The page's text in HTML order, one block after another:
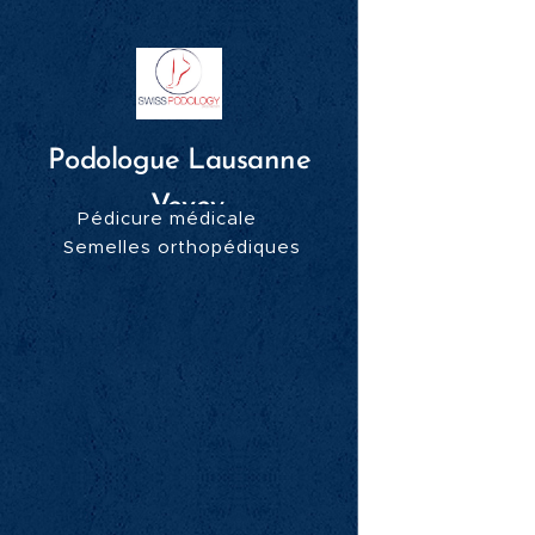
Podologue Lausanne
- Vevey
Pédicure médicale
Semelles orthopédiques